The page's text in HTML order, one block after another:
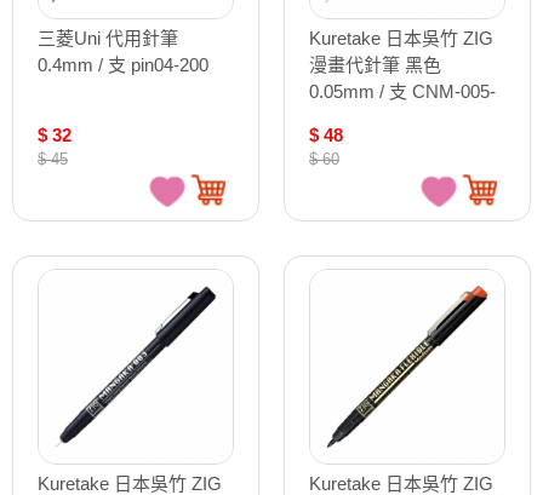
三菱Uni 代用針筆
0.4mm / 支 pin04-200
$ 32
$ 45
Kuretake 日本吳竹 ZIG
漫畫代針筆 黑色
0.05mm / 支 CNM-005-
$ 48
$ 60
Kuretake 日本吳竹 ZIG
Kuretake 日本吳竹 ZIG